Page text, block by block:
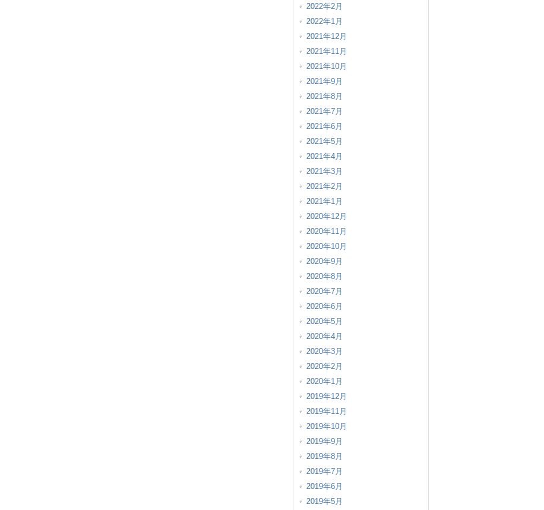
2022年2月
2022年1月
2021年12月
2021年11月
2021年10月
2021年9月
2021年8月
2021年7月
2021年6月
2021年5月
2021年4月
2021年3月
2021年2月
2021年1月
2020年12月
2020年11月
2020年10月
2020年9月
2020年8月
2020年7月
2020年6月
2020年5月
2020年4月
2020年3月
2020年2月
2020年1月
2019年12月
2019年11月
2019年10月
2019年9月
2019年8月
2019年7月
2019年6月
2019年5月